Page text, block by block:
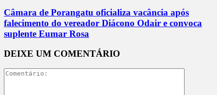
Câmara de Porangatu oficializa vacância após
falecimento do vereador Diácono Odair e convoca
suplente Eumar Rosa
DEIXE UM COMENTÁRIO